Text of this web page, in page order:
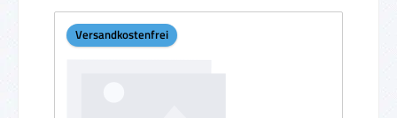
Versandkostenfrei